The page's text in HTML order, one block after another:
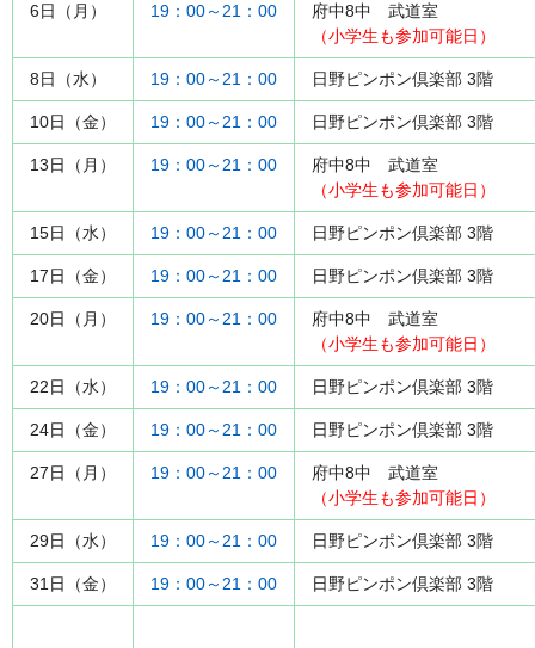
6日（月） 19：00～21：00
府中8中 武道室
（小学生も参加可能日）
8日（水） 19：00～21：00 日野ピンポン倶楽部 3階
10日（金） 19：00～21：00 日野ピンポン倶楽部 3階
13日（月） 19：00～21：00
府中8中 武道室
（小学生も参加可能日）
15日（水） 19：00～21：00 日野ピンポン倶楽部 3階
17日（金） 19：00～21：00 日野ピンポン倶楽部 3階
20日（月） 19：00～21：00
府中8中 武道室
（小学生も参加可能日）
22日（水） 19：00～21：00 日野ピンポン倶楽部 3階
24日（金） 19：00～21：00 日野ピンポン倶楽部 3階
27日（月） 19：00～21：00
府中8中 武道室
（小学生も参加可能日）
29日（水） 19：00～21：00 日野ピンポン倶楽部 3階
31日（金） 19：00～21：00 日野ピンポン倶楽部 3階